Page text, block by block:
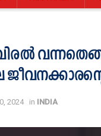
2024 in INDIA